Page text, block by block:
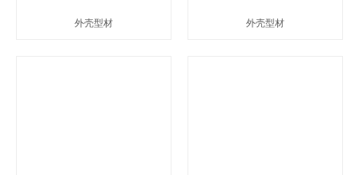
外壳型材 外壳型材